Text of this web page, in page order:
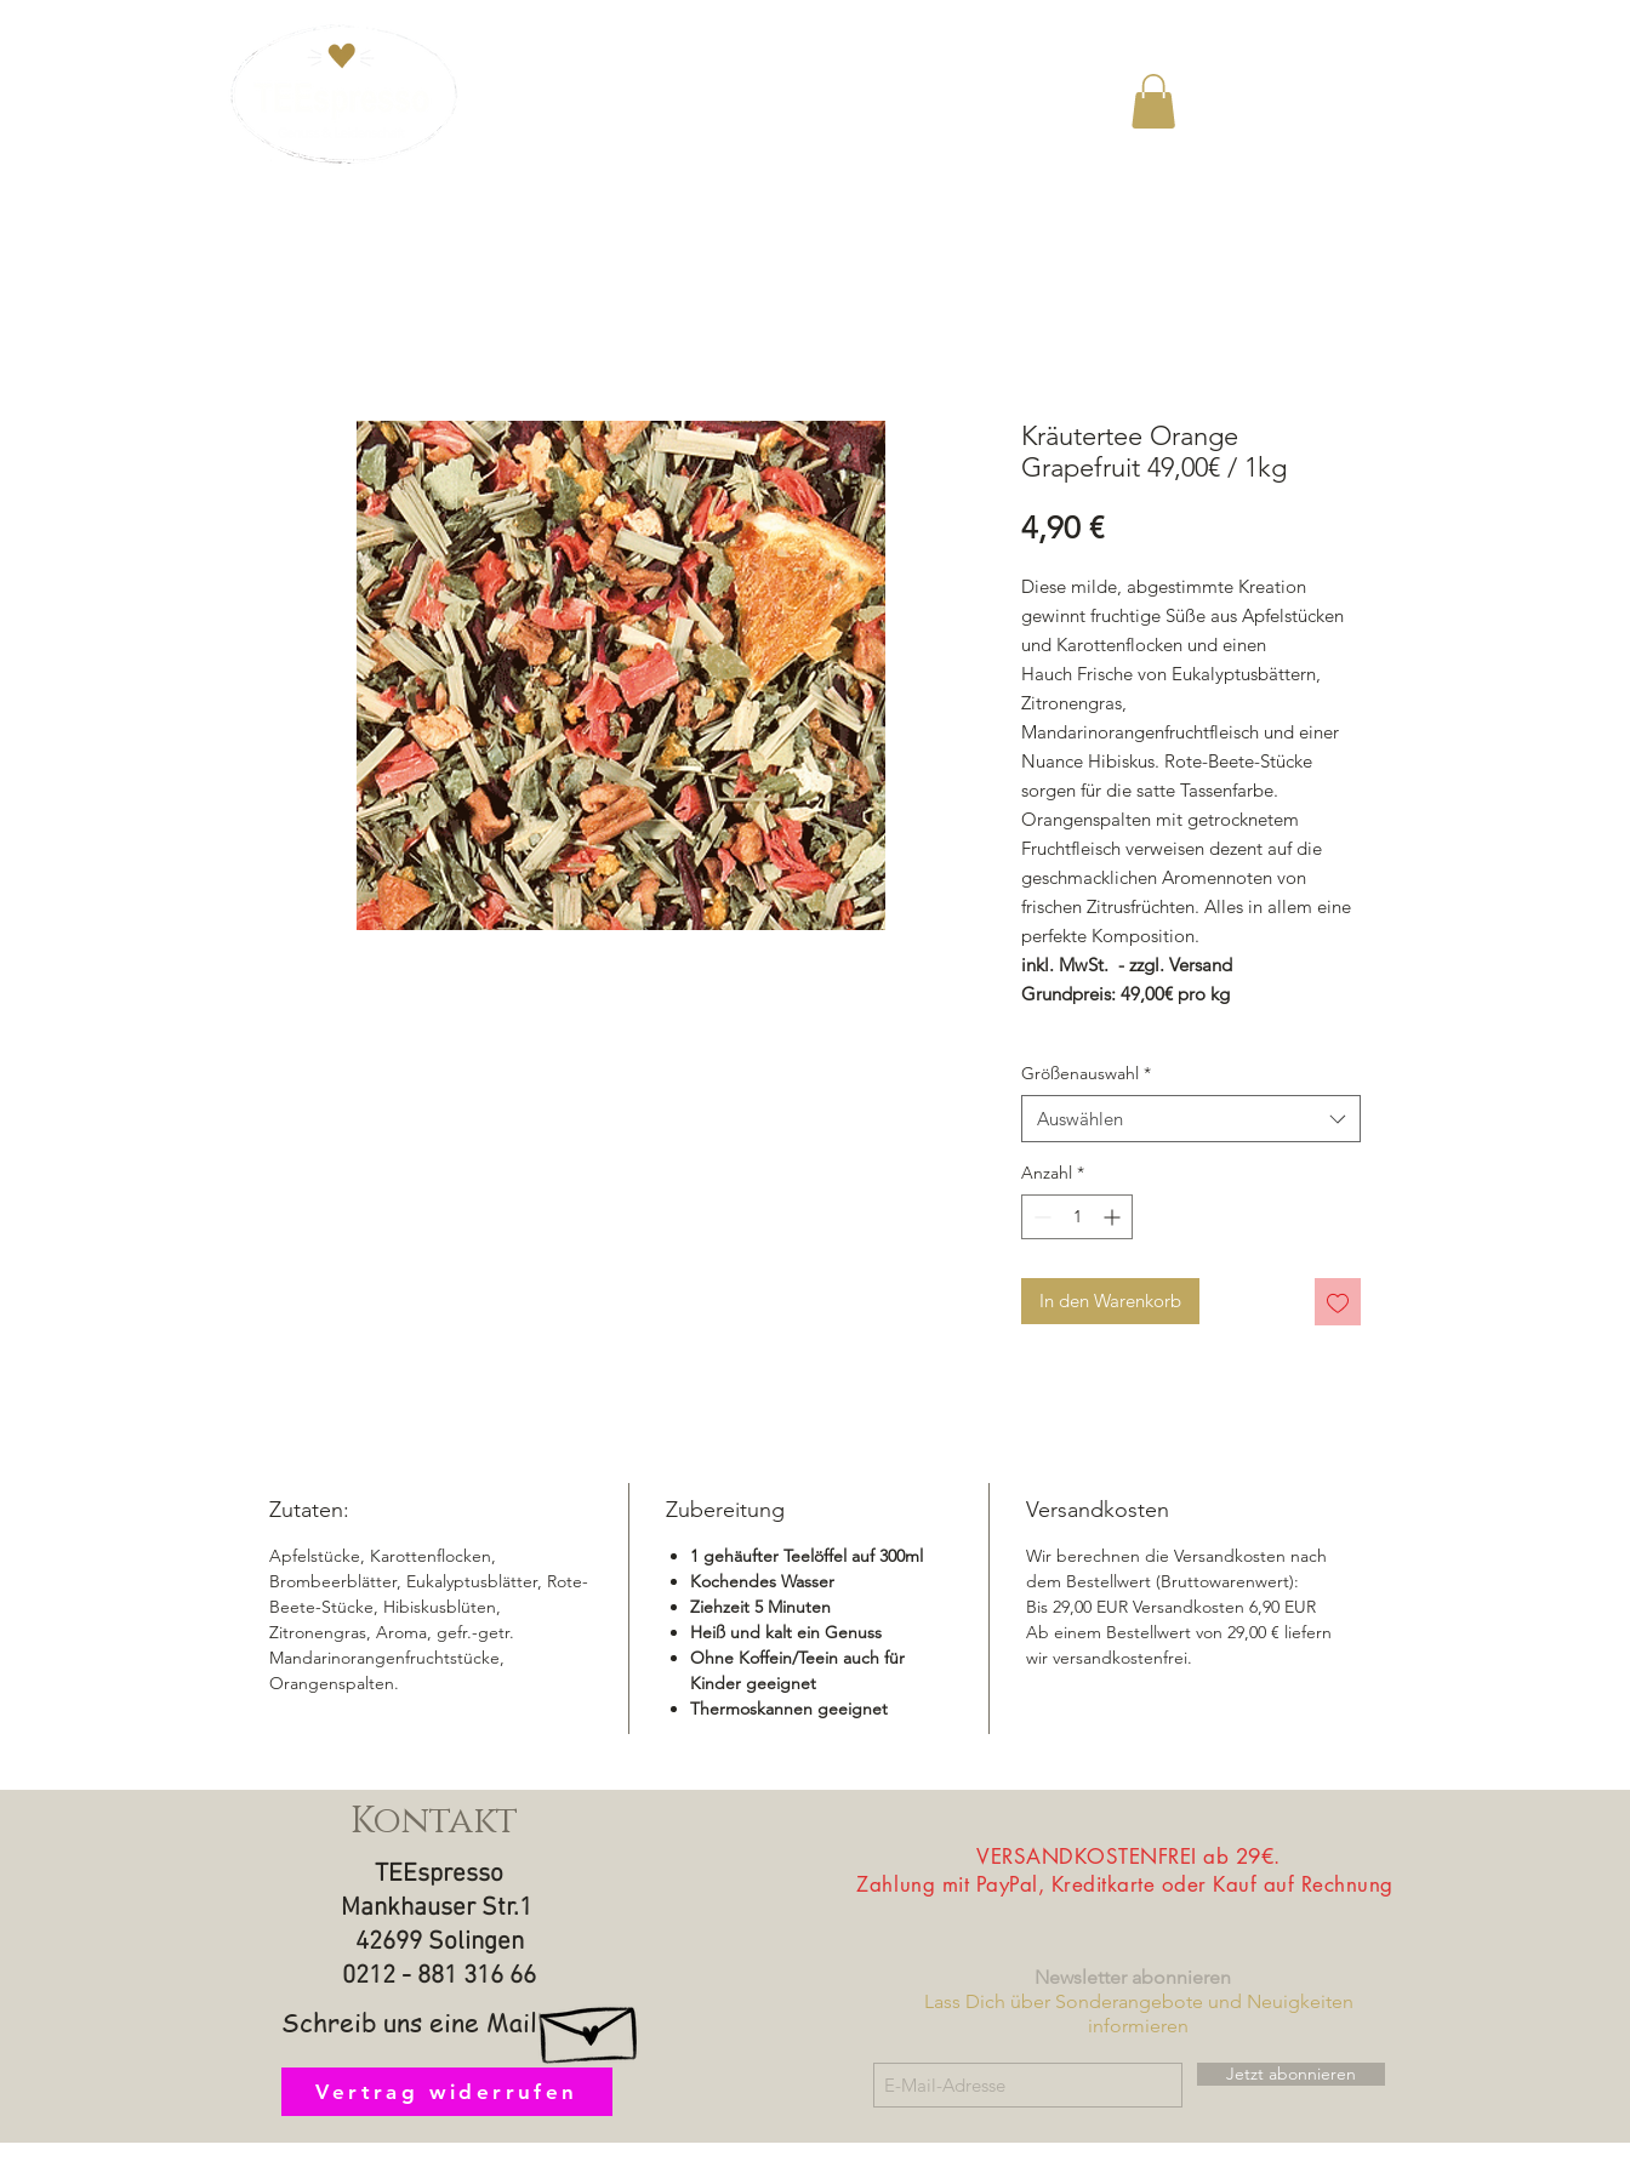
Kräutertee Orange
Grapefruit 49,00€ / 1kg
4,90 €Preis
Diese milde, abgestimmte Kreation
gewinnt fruchtige Süße aus Apfelstücken
und Karottenflocken und einen
Hauch Frische von Eukalyptusbättern,
Zitronengras,
Mandarinorangenfruchtfleisch und einer
Nuance Hibiskus. Rote-Beete-Stücke
sorgen für die satte Tassenfarbe.
Orangenspalten mit getrocknetem
Fruchtfleisch verweisen dezent auf die
geschmacklichen Aromennoten von
frischen Zitrusfrüchten. Alles in allem eine
perfekte Komposition.
inkl. MwSt. - zzgl. Versand
Grundpreis: 49,00€ pro kg
Größenauswahl *
Auswählen
Anzahl *
In den Warenkorb
Zutaten:
Apfelstücke, Karottenflocken,
Brombeerblätter, Eukalyptusblätter, Rote-
Beete-Stücke, Hibiskusblüten,
Zitronengras, Aroma, gefr.-getr.
Mandarinorangenfruchtstücke,
Orangenspalten.
Zubereitung
1 gehäufter Teelöffel auf 300ml
Kochendes Wasser
Ziehzeit 5 Minuten
Heiß und kalt ein Genuss
Ohne Koffein/Teein auch für
Kinder geeignet
Thermoskannen geeignet
Versandkosten
Wir berechnen die Versandkosten nach
dem Bestellwert (Bruttowarenwert):
Bis 29,00 EUR Versandkosten 6,90 EUR
Ab einem Bestellwert von 29,00 € liefern
wir versandkostenfrei.
Kontakt
TEEspresso
Mankhauser Str.1
42699 Solingen
0212 - 881 316 66
Schreib uns eine Mail
Vertrag widerrufen
VERSANDKOSTENFREI ab 29€.
Zahlung mit PayPal, Kreditkarte oder Kauf auf Rechnung
Newsletter abonnieren
Lass Dich über Sonderangebote und Neuigkeiten
informieren
Jetzt abonnieren